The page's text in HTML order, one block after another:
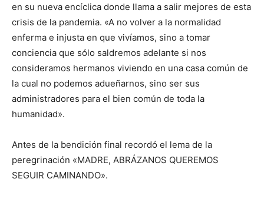
en su nueva encíclica donde llama a salir mejores de esta
crisis de la pandemia. «A no volver a la normalidad
enferma e injusta en que vivíamos, sino a tomar
conciencia que sólo saldremos adelante si nos
consideramos hermanos viviendo en una casa común de
la cual no podemos adueñarnos, sino ser sus
administradores para el bien común de toda la
humanidad».
Antes de la bendición final recordó el lema de la
peregrinación «MADRE, ABRÁZANOS QUEREMOS
SEGUIR CAMINANDO».